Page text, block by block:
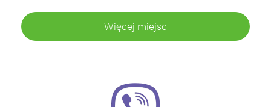
Więcej miejsc